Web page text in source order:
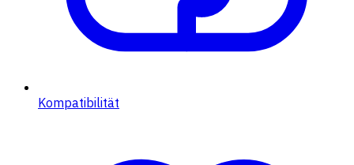
Kompatibilität